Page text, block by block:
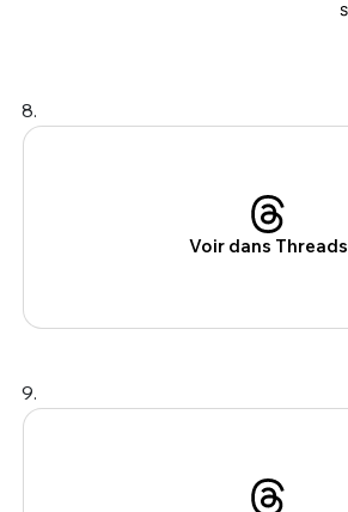
8.
Voir dans Threads
9.